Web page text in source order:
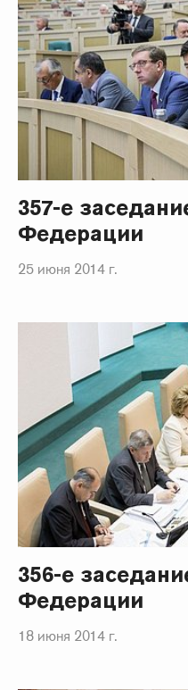
357-е
Федерации
25 июня 2014 г.
356-е
Федерации
18 июня 2014 г.